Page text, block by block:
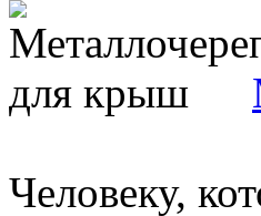
Человеку,